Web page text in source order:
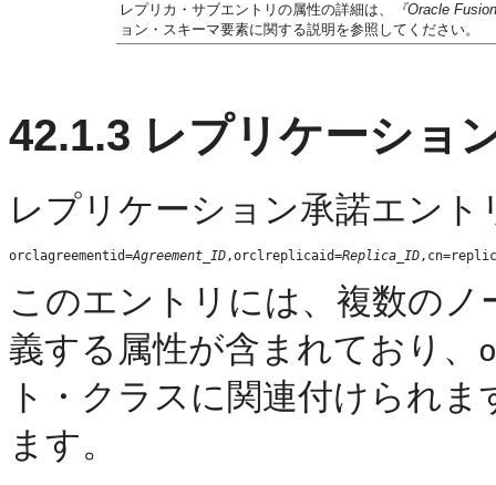
レプリカ・サブエントリの属性の詳細は、
『Oracle
ョン・スキーマ要素に関する説明を参照してください。
42.1.3 レプリケーショ
レプリケーション承諾エン
orclagreementid=Agreement_ID,orclreplicaid=Replica_ID
このエントリには、複数のノ
義する属性が含まれており、
ト・クラスに関連付けられ
ます。